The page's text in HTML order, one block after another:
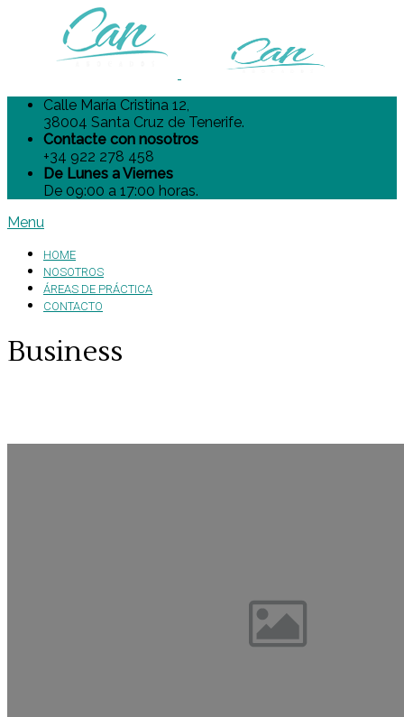
Calle María Cristina 12,
38004 Santa Cruz de Tenerife.
Contacte con nosotros
+34 922 278 458
De Lunes a Viernes
De 09:00 a 17:00 horas.
Menu
HOME
NOSOTROS
ÁREAS DE PRÁCTICA
CONTACTO
Business